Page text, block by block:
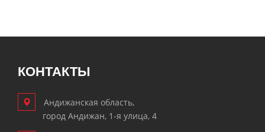
КОНТАКТЫ
Андижанская область,
город Андижан, 1-я улица, 4